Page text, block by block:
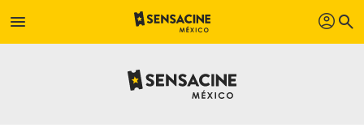
menu profil search